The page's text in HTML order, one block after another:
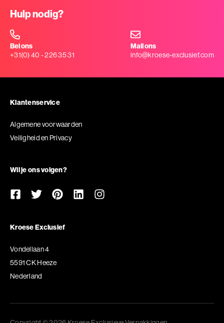
Hulp nodig?
Bel ons
+31(0) 40 - 226 35 31
Mail ons
info@kroese-exclusief.com
Klantenservice
Algemene voorwaarden
Veiligheid en Privacy
Wil je ons volgen?
Kroese Exclusief
Vondellaan 4
5591 CK Heeze
Nederland